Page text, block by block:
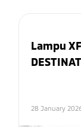
Lampu
28 January